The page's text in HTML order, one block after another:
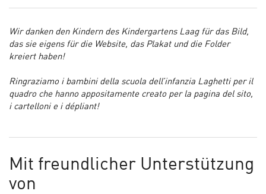
Wir danken den Kindern des Kindergartens Laag für das Bild,
das sie eigens für die Website, das Plakat und die Folder
kreiert haben!
Ringraziamo i bambini della scuola dell’infanzia Laghetti per il
quadro che hanno appositamente creato per la pagina del sito,
i cartelloni e i dépliant!
Mit freundlicher Unterstützung
von